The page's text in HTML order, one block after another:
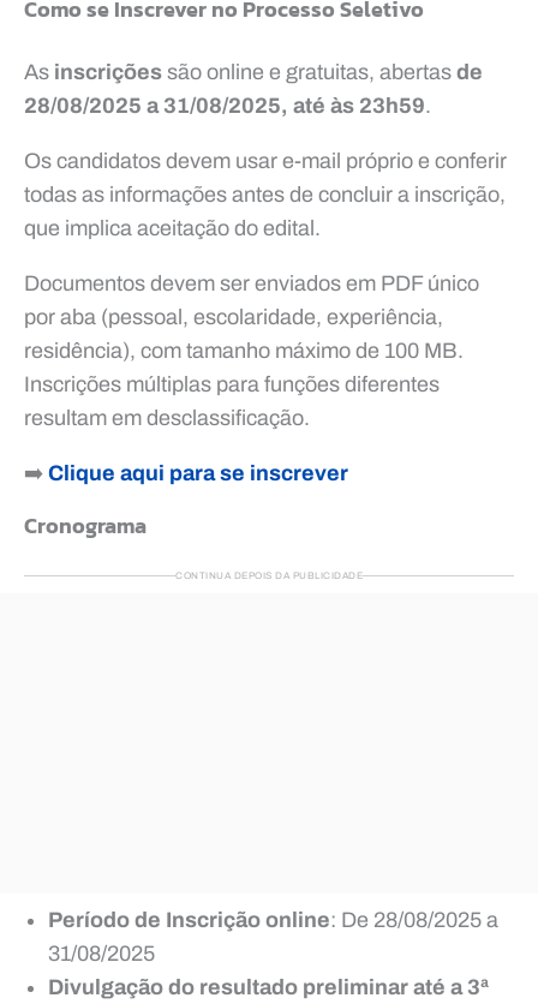
Como se Inscrever no Processo Seletivo
As inscrições são online e gratuitas, abertas de
28/08/2025 a 31/08/2025, até às 23h59.
Os candidatos devem usar e-mail próprio e conferir
todas as informações antes de concluir a inscrição,
que implica aceitação do edital.
Documentos devem ser enviados em PDF único
por aba (pessoal, escolaridade, experiência,
residência), com tamanho máximo de 100 MB.
Inscrições múltiplas para funções diferentes
resultam em desclassificação.
➡️ Clique aqui para se inscrever
Cronograma
CONTINUA DEPOIS DA PUBLICIDADE
Período de Inscrição online: De 28/08/2025 a
31/08/2025
Divulgação do resultado preliminar até a 3ª